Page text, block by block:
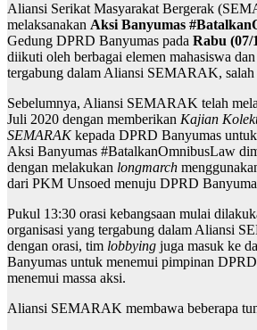
Aliansi Serikat Masyarakat Bergerak
melaksanakan Aksi Banyumas
Gedung DPRD Banyumas pada Rabu (07/
diikuti oleh berbagai elemen mahasiswa
tergabung dalam Aliansi SEMARAK,
Sebelumnya, Aliansi SEMARAK telah
Juli 2020 dengan memberikan Kajian
SEMARAKkepada DPRD Banyumas
Aksi Banyumas #BatalkanOmnibusLaw
dengan melakukan longmarch
dari PKM Unsoed menuju DPRD
Pukul 13:30 orasi kebangsaan mulai
organisasi yang tergabung dalam Aliansi
dengan orasi, tim lobbying juga masuk ke
Banyumas untuk menemui pimpinan
menemui massa aksi.
Aliansi SEMARAK membawa beberapa